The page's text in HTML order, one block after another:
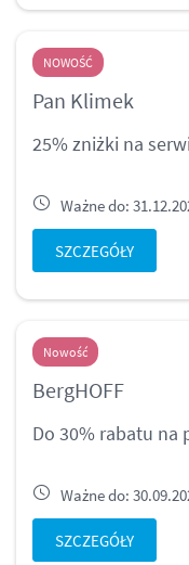
NOWOŚĆ
Pan Klimek
25% zniżki na
Ważne do:
SZCZEGÓŁY
Nowość
BergHOFF
Do 30% rabatu na
Ważne do:
SZCZEGÓŁY